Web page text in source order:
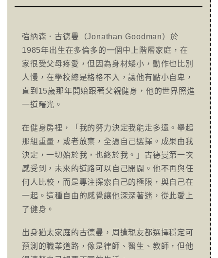
強納森．古德曼（Jonathan Goodman）於
1985年出生在多倫多的一個中上階層家庭，在
家很受父母疼愛，但因為身材矮小，動作也比別
人慢，在學校總是格格不入，讓他有點小自卑，
直到15歲那年開始跟著父親健身，他的世界照進
一道曙光。
在健身房裡，「我的努力決定我能走多遠。舉起
那組重量，或者放棄，全憑自己選擇。成果由我
決定，一切始於我，也終於我。」古德曼第一次
感受到，未來的道路可以自己開闢。他不再與任
何人比較，而是專注探索自己的極限，與自己在
一起。這種自由的感覺讓他深深著迷，從此愛上
了健身。
出身猶太家庭的古德曼，周遭親友都選擇穩定可
預測的職業道路，像是律師、醫生、教師，但他